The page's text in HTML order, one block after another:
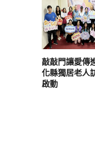
敲敲門讓愛
化縣獨居老人
啟動